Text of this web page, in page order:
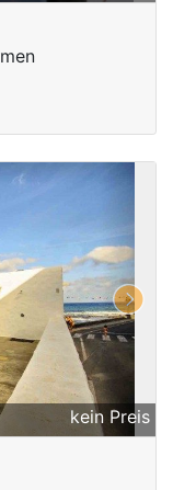
kein Preis